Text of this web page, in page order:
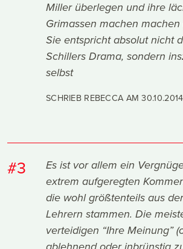
Miller überlegen und ihre
Grimassen machen machen
Sie entspricht absolut nicht
Schillers Drama, sondern
selbst
SCHRIEB REBECCA AM30.10.2014
#3
Es ist vor allem ein
extrem aufgeregten
die wohl größtenteils aus
Lehrern stammen. Die
verteidigen “Ihre Meinung”